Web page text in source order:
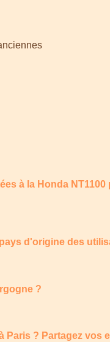
à la Honda
d'origine des
?
Paris ? Partagez vos